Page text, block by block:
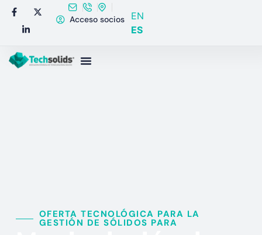
Acceso socios
EN
ES
OFERTA TECNOLÓGICA PARA LA
GESTIÓN DE SÓLIDOS PARA​